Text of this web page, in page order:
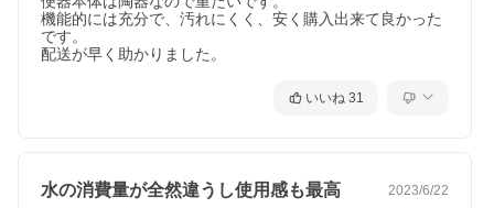
機能的には充分で、汚れにくく、安く購入出来て良かった
です。
配送が早く助かりました。
いいね 31
水の消費量が全然違うし使用感も最高 2023/6/22